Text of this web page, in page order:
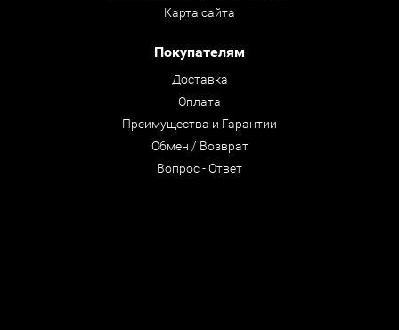
Карта сайта
Покупателям
Доставка
Оплата
Преимущества и Гарантии
Обмен / Возврат
Вопрос - Ответ